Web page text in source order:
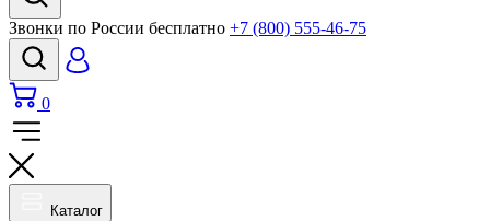
Звонки по России бесплатно +7 (800) 555-46-75
0
Каталог